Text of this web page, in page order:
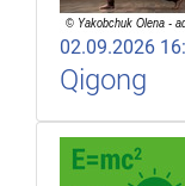
02.09.2026
Qigong